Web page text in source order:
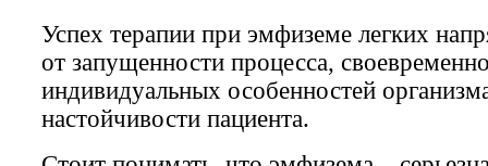
Успех терапии при эмфиземе легких
от запущенности процесса,
индивидуальных особенностей
настойчивости пациента.